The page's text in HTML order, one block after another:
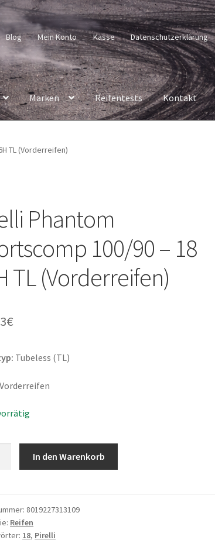
Blog Mein Konto Kasse Datenschutzerklärung
Marken Reifentests Kontakt
TL (Vorderreifen)
Phantom
100/90 – 18
TL (Vorderreifen)
€
Tubeless (TL)
Vorderreifen
In den Warenkorb
8019227313109
Reifen
18, Pirelli